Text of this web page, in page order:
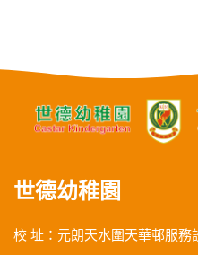
世德幼稚園
校 址：元朗天水圍天華邨服務